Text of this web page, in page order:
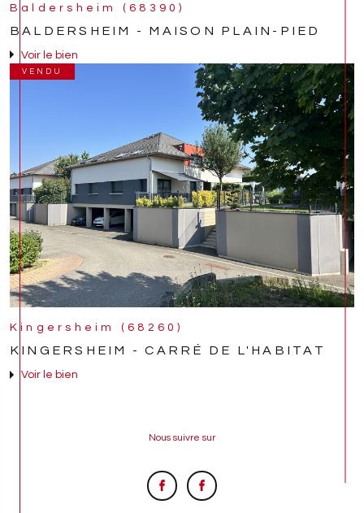
Baldersheim (68390)
BALDERSHEIM - MAISON PLAIN-PIED
Voir le bien
VENDU
Kingersheim (68260)
KINGERSHEIM - CARRÉ DE L'HABITAT
Voir le bien
Nous suivre sur